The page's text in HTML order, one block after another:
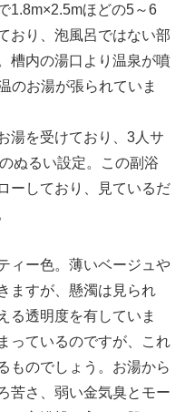
1.8m×2.5mほどの5～6
おり、泡風呂ではない部
槽内の湯口より温泉が噴
のお湯が張られていま
湯を受けており、3人サ
ぬるい設定。この副浴
ーしており、見ているだ
ィー色。薄いベージュや
ますが、懸濁は見られ
る透明度を有していま
っているのですが、これ
ものでしょう。お湯から
苦さ、弱い金気臭とモー